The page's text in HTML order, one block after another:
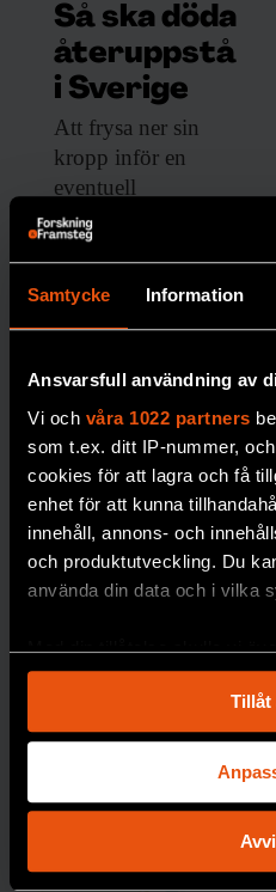
Samtycke Information
Ansvarsfull användning av
Vi och våra 1022 partners
som t.ex. ditt IP-nummer,
cookies för att lagra och få
enhet för att kunna
innehåll, annons- och
och produktutveckling. Du
använda din data och i vilka
Med din tillåtelse skulle vi
som kan ha en
Identifiera din enhet
för specifika
Ta reda på mer om hur dina
helst från cookie-förklaringen.
Tillåt
Så ska döda
återuppstå
i Sverige
Att frysa ner sin
kropp inför en
eventuell
återuppståndelse
kostar drygt två
planeras ett lager för
djupfrysta människor
PREMIUM
DÖDLIGHET